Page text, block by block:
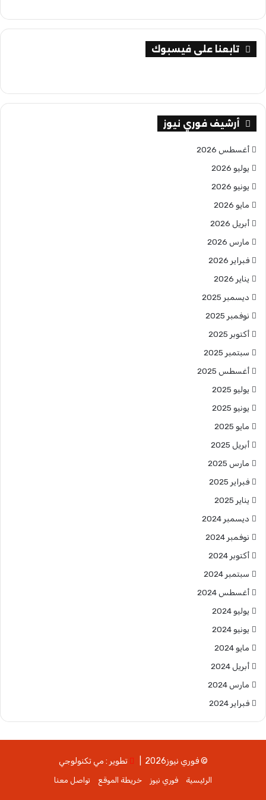
تابعنا على فيسبوك
أرشيف فوري نيوز
أغسطس 2026
يوليو 2026
يونيو 2026
مايو 2026
أبريل 2026
مارس 2026
فبراير 2026
يناير 2026
ديسمبر 2025
نوفمبر 2025
أكتوبر 2025
سبتمبر 2025
أغسطس 2025
يوليو 2025
يونيو 2025
مايو 2025
أبريل 2025
مارس 2025
فبراير 2025
يناير 2025
ديسمبر 2024
نوفمبر 2024
أكتوبر 2024
سبتمبر 2024
أغسطس 2024
يوليو 2024
يونيو 2024
مايو 2024
أبريل 2024
مارس 2024
فبراير 2024
© فوري نيوز2026 | تطوير : مي تكنولوجي
الرئيسية فوري نيوز خريطة الموقع تواصل معنا